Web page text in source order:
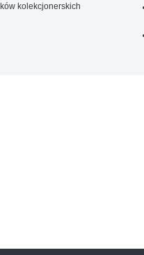
kolekcjonerskich